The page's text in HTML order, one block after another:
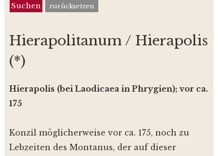
zurücksetzen
Hierapolitanum / Hierapolis
(*)
Hierapolis (bei Laodicaea in Phrygien); vor ca.
175
Konzil möglicherweise vor ca. 175, noch zu
Lebzeiten des Montanus, der auf dieser